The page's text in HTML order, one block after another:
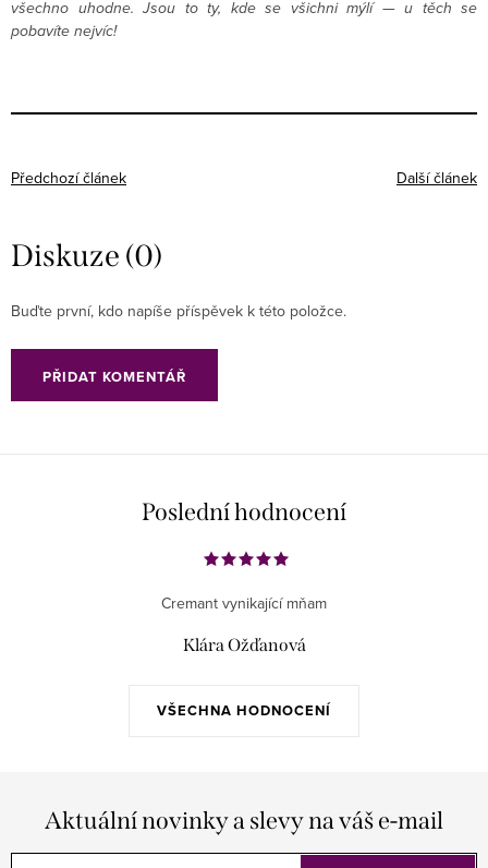
všechno uhodne. Jsou to ty, kde se všichni mýlí — u těch se
pobavíte nejvíc!
Předchozí článek Další článek
Diskuze (0)
Buďte první, kdo napíše příspěvek k této položce.
PŘIDAT KOMENTÁŘ
Poslední hodnocení
VŠECHNA HODNOCENÍ
Cremant vynikající mňam
Klára Ožďanová
Aktuální novinky a slevy na váš e-mail